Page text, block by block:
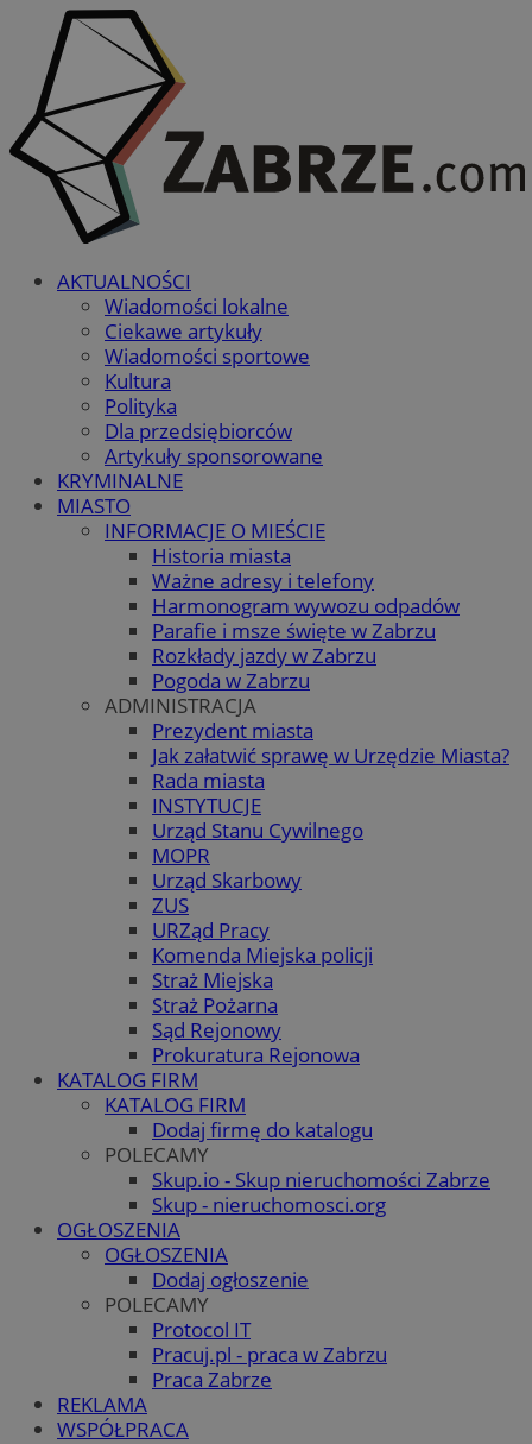
AKTUALNOŚCI
Wiadomości lokalne
Ciekawe artykuły
Wiadomości sportowe
Kultura
Polityka
Dla przedsiębiorców
Artykuły sponsorowane
KRYMINALNE
MIASTO
INFORMACJE O MIEŚCIE
Historia miasta
Ważne adresy i telefony
Harmonogram wywozu odpadów
Parafie i msze święte w Zabrzu
Rozkłady jazdy w Zabrzu
Pogoda w Zabrzu
ADMINISTRACJA
Prezydent miasta
Jak załatwić sprawę w Urzędzie Miasta?
Rada miasta
INSTYTUCJE
Urząd Stanu Cywilnego
MOPR
Urząd Skarbowy
ZUS
URZąd Pracy
Komenda Miejska policji
Straż Miejska
Straż Pożarna
Sąd Rejonowy
Prokuratura Rejonowa
KATALOG FIRM
KATALOG FIRM
Dodaj firmę do katalogu
POLECAMY
Skup.io - Skup nieruchomości Zabrze
Skup - nieruchomosci.org
OGŁOSZENIA
OGŁOSZENIA
Dodaj ogłoszenie
POLECAMY
Protocol IT
Pracuj.pl - praca w Zabrzu
Praca Zabrze
REKLAMA
WSPÓŁPRACA